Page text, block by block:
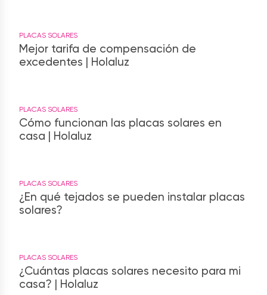
PLACAS SOLARES
Mejor tarifa de compensación de
excedentes | Holaluz
PLACAS SOLARES
Cómo funcionan las placas solares en
casa | Holaluz
PLACAS SOLARES
¿En qué tejados se pueden instalar placas
solares?
PLACAS SOLARES
¿Cuántas placas solares necesito para mi
casa? | Holaluz